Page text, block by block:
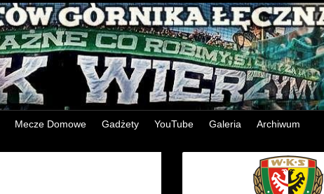
Mecze Domowe Gadżety YouTube Galeria Archiwum